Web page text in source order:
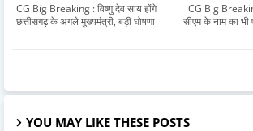
CG Big
सीएम के नाम का
CG Big Breaking : विष्णु देव साय होंगे
छत्तीसगढ़ के अगले मुख्यमंत्री, बड़ी घोषणा
YOU MAY LIKE THESE POSTS